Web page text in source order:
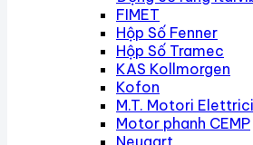
FIMET
Hộp Số Fenner
Hộp Số Tramec
KAS Kollmorgen
Kofon
M.T. Motori Elettrici
Motor phanh CEMP
Neugart